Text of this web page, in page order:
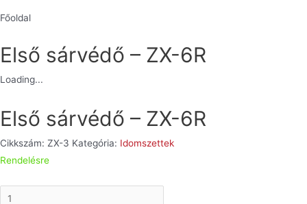
Főoldal
Első sárvédő – ZX-6R
Loading...
Első sárvédő – ZX-6R
Cikkszám: ZX-3 Kategória: Idomszettek
Rendelésre
Első